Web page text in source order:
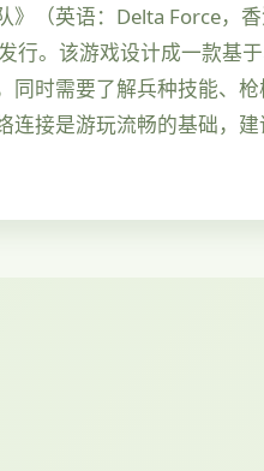
》（英语：Delta Force
行。该游戏设计成一款基
同时需要了解兵种技能、
连接是游玩流畅的基础，